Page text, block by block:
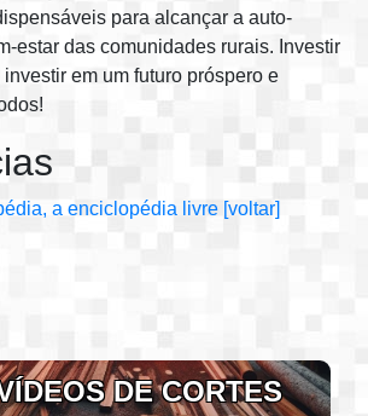
para alcançar a auto-
estar das comunidades rurais. Investir
em um futuro próspero e
a enciclopédia livre [voltar]
DE CORTES